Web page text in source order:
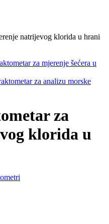
natrijevog klorida u hrani
za mjerenje šećera u
za analizu morske
za
klorida u